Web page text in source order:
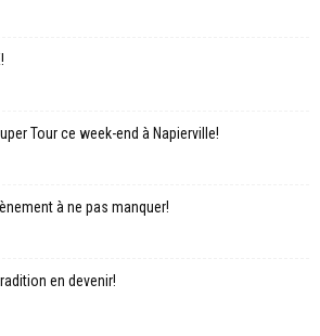
Tour ce week-end à Napierville!
à ne pas manquer!
en devenir!